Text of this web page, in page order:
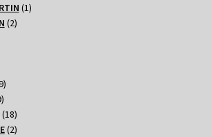
Produkt
11
22
39
Produkte
29
Produkte
1818
Produkte
22